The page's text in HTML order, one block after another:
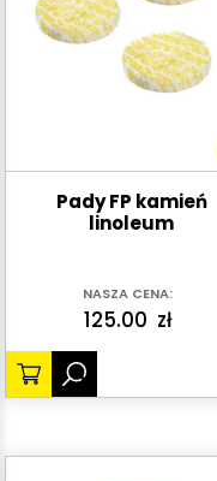
Pady FP kamień
linoleum
NASZA CENA:
125.00 zł